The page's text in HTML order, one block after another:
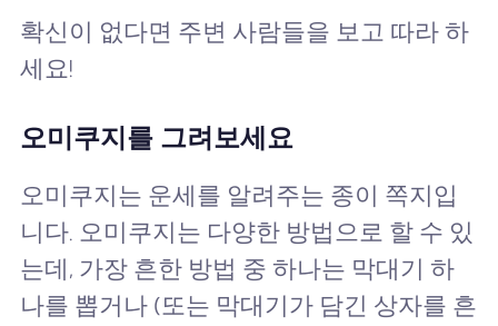
확신이 없다면 주변 사람들을 보고 따라 하
세요!
오미쿠지를 그려보세요
오미쿠지는 운세를 알려주는 종이 쪽지입
니다. 오미쿠지는 다양한 방법으로 할 수 있
는데, 가장 흔한 방법 중 하나는 막대기 하
나를 뽑거나 (또는 막대기가 담긴 상자를 흔